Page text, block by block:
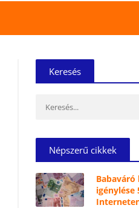
Keresés
Népszerű cikkek
Babaváró
igénylése